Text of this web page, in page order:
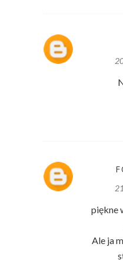
piękne
Ale ja